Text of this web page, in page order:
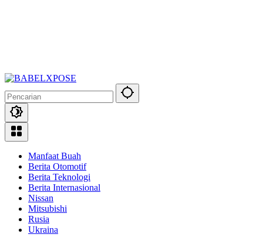
Manfaat Buah
Berita Otomotif
Berita Teknologi
Berita Internasional
Nissan
Mitsubishi
Rusia
Ukraina